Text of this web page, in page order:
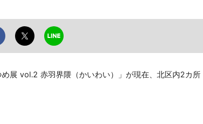
展 vol.2 赤羽界隈（かいわい）」が現在、北区内2カ所